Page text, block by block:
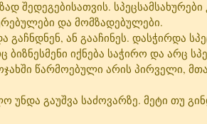
შედეგებისათვის.
და მომზადებულები.
ან გააჩინეს. დასჭირდა
ბიზნესმენი იქნება საჭირო და არც
წარმოებული არის პირველი,
გაუშვა საძოვარზე. მეტი თუ